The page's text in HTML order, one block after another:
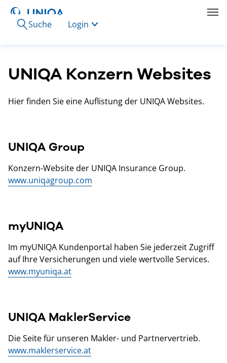
Suche Login
UNIQA Konzern Websites
Hier finden Sie eine Auflistung der UNIQA Websites.
UNIQA Group
Konzern-Website der UNIQA Insurance Group.
www.uniqagroup.com
myUNIQA
Im myUNIQA Kundenportal haben Sie jederzeit Zugriff
auf Ihre Versicherungen und viele wertvolle Services.
www.myuniqa.at
UNIQA MaklerService
Die Seite für unseren Makler- und Partnervertrieb.
www.maklerservice.at